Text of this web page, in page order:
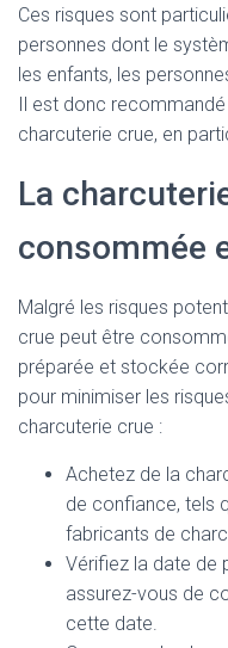
Ces risques sont
personnes dont le
les enfants, les
Il est donc
charcuterie crue, en
La
consommée
Malgré les risques
crue peut être
préparée et stockée
pour minimiser les
charcuterie crue :
Achetez de la
de confiance, tels
fabricants de
Vérifiez la date de
assurez-vous de
cette date.